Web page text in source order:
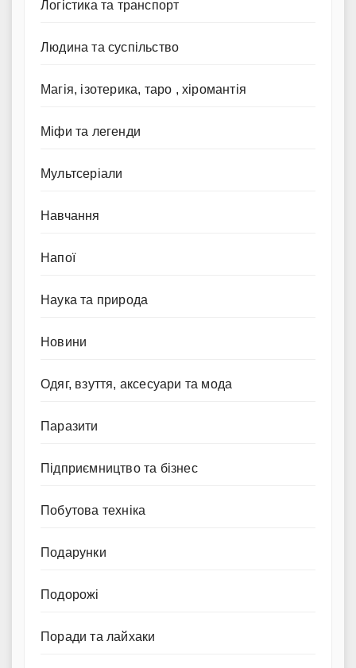
Логістика та транспорт
Людина та суспільство
Магія, ізотерика, таро , хіромантія
Міфи та легенди
Мультсеріали
Навчання
Напої
Наука та природа
Новини
Одяг, взуття, аксесуари та мода
Паразити
Підприємництво та бізнес
Побутова техніка
Подарунки
Подорожі
Поради та лайхаки